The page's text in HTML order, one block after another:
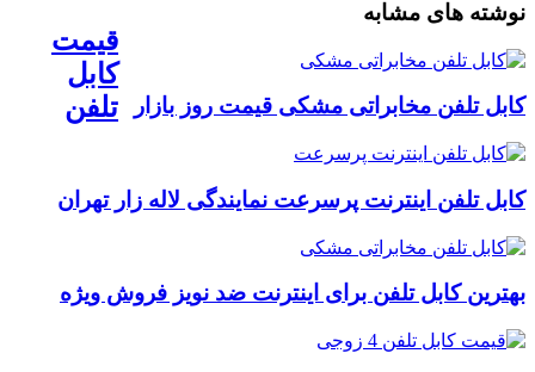
نوشته های مشابه
کابل تلفن مخابراتی مشکی قیمت روز بازار
کابل تلفن اینترنت پرسرعت نمایندگی لاله زار تهران
بهترین کابل تلفن برای اینترنت ضد نویز فروش ویژه
قیمت
کابل
تلفن